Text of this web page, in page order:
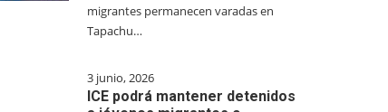
migrantes permanecen varadas en
Tapachu…
3 junio, 2026
ICE podrá mantener detenidos